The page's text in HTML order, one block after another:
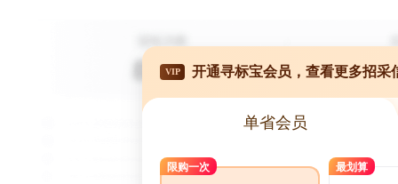
VIP 开通寻标宝会员，查看更多招采
单省会员
限购一次 最划算